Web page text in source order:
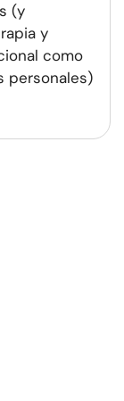
(y
y
como
personales)